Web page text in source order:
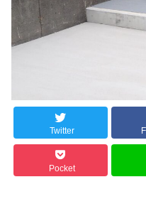
Twitter
Pocket